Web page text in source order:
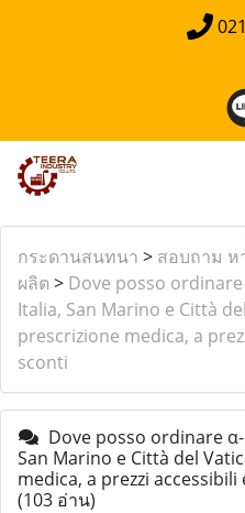
กระดานสนทนา > สอบถาม ห
ผลิต > Dove posso
Italia, San Marino e Città
prescrizione medica, a
sconti
Dove posso ordinare
San Marino e Città del
medica, a prezzi
(103 อ่าน)